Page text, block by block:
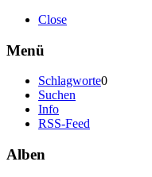
Close
Menü
Schlagworte0
Suchen
Info
RSS-Feed
Alben